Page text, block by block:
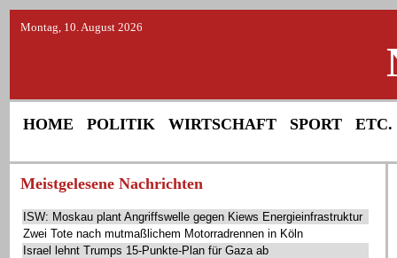
Montag, 10. August 2026
HOME POLITIK WIRTSCHAFT SPORT ETC.
Meistgelesene Nachrichten
ISW: Moskau plant Angriffswelle gegen Kiews Energieinfrastruktur
Zwei Tote nach mutmaßlichem Motorradrennen in Köln
Israel lehnt Trumps 15-Punkte-Plan für Gaza ab